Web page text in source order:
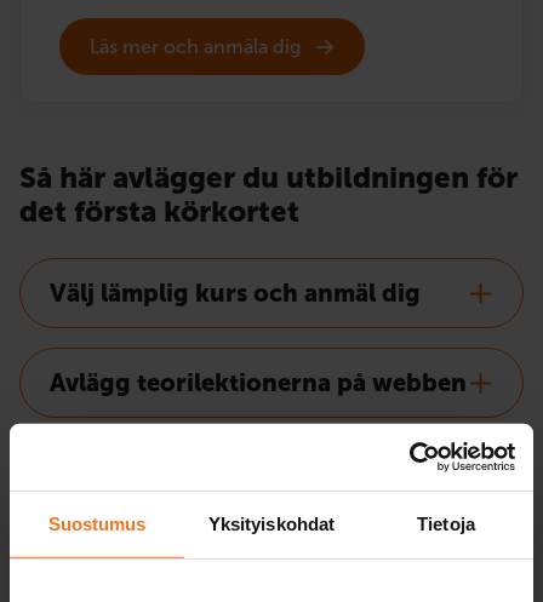
Suostumus Yksityiskohdat Tietoja
Läs mer och anmäla dig
Så här avlägger du utbildningen för
det första körkortet
Välj lämplig kurs och anmäl dig
Avlägg teorilektionerna på webben
utbildning för det första körkortet